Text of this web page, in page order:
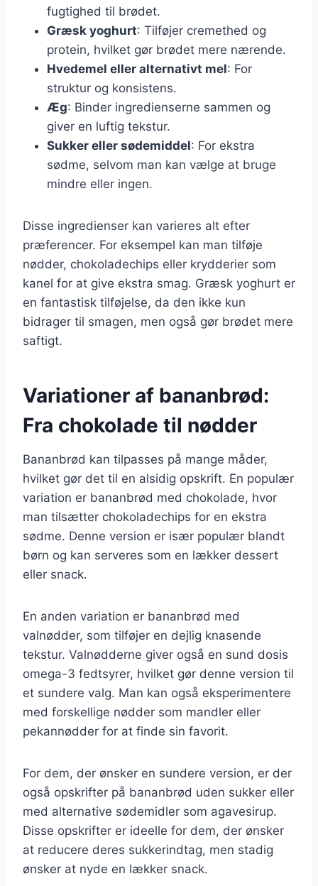
fugtighed til brødet.
Græsk yoghurt: Tilføjer cremethed og
protein, hvilket gør brødet mere nærende.
Hvedemel eller alternativt mel: For
struktur og konsistens.
Æg: Binder ingredienserne sammen og
giver en luftig tekstur.
Sukker eller sødemiddel: For ekstra
sødme, selvom man kan vælge at bruge
mindre eller ingen.
Disse ingredienser kan varieres alt efter
præferencer. For eksempel kan man tilføje
nødder, chokoladechips eller krydderier som
kanel for at give ekstra smag. Græsk yoghurt er
en fantastisk tilføjelse, da den ikke kun
bidrager til smagen, men også gør brødet mere
saftigt.
Variationer af bananbrød:
Fra chokolade til nødder
Bananbrød kan tilpasses på mange måder,
hvilket gør det til en alsidig opskrift. En populær
variation er bananbrød med chokolade, hvor
man tilsætter chokoladechips for en ekstra
sødme. Denne version er især populær blandt
børn og kan serveres som en lækker dessert
eller snack.
En anden variation er bananbrød med
valnødder, som tilføjer en dejlig knasende
tekstur. Valnødderne giver også en sund dosis
omega-3 fedtsyrer, hvilket gør denne version til
et sundere valg. Man kan også eksperimentere
med forskellige nødder som mandler eller
pekannødder for at finde sin favorit.
For dem, der ønsker en sundere version, er der
også opskrifter på bananbrød uden sukker eller
med alternative sødemidler som agavesirup.
Disse opskrifter er ideelle for dem, der ønsker
at reducere deres sukkerindtag, men stadig
ønsker at nyde en lækker snack.